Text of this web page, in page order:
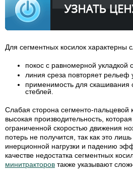
Для сегментных косилок характерны
покос с равномерной укладкой
линия среза повторяет рельеф
применимость для скашивания
стеблей.
Слабая сторона сегменто-пальцевой
высокая производительность,
ограниченной скоростью движения
потерь не получится, так как это
инерционной нагрузки и падению
качестве недостатка сегментных
минитракторов также указывают